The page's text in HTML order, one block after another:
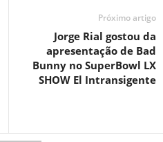
Próximo artigo
Jorge Rial gostou da
apresentação de Bad
Bunny no SuperBowl LX
SHOW El Intransigente